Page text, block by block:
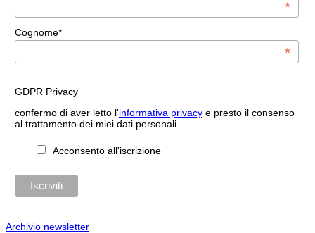
*
Cognome*
*
GDPR Privacy
confermo di aver letto l'informativa privacye presto il consenso
al trattamento dei miei dati personali
Acconsento all'iscrizione
Archivio newsletter